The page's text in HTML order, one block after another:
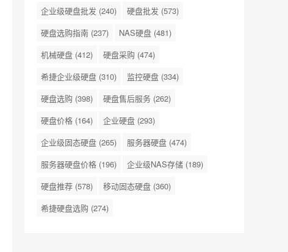
企业级硬盘批发 (240) 硬盘批发 (573)
硬盘选购指南 (237) NAS硬盘 (481)
机械硬盘 (412) 硬盘采购 (474)
希捷企业级硬盘 (310) 监控硬盘 (334)
硬盘选购 (398) 硬盘售后服务 (262)
硬盘价格 (164) 企业硬盘 (293)
企业级固态硬盘 (265) 服务器硬盘 (474)
服务器硬盘价格 (196) 企业级NAS存储 (189)
硬盘推荐 (578) 移动固态硬盘 (360)
希捷硬盘选购 (274)